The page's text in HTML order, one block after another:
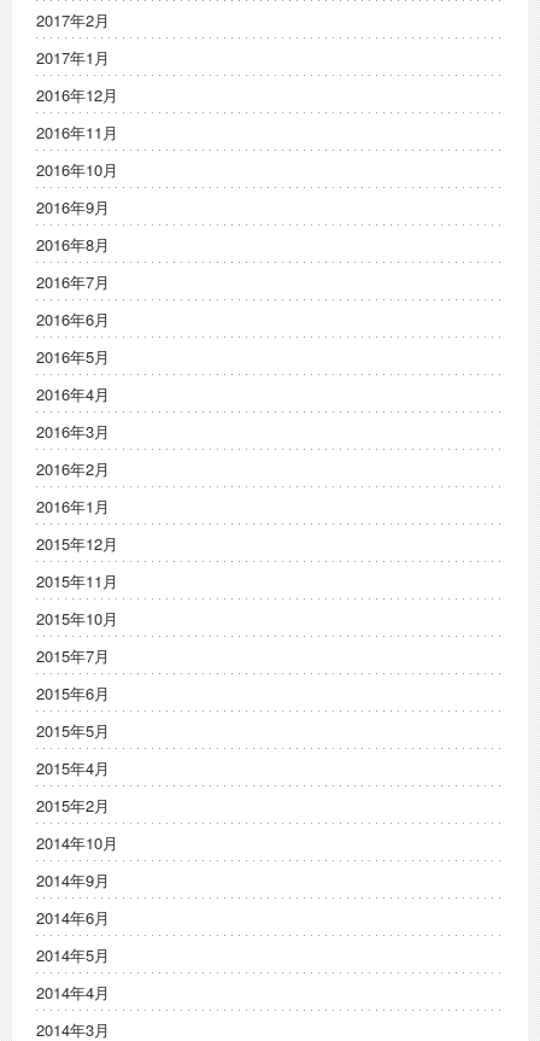
2017年2月
2017年1月
2016年12月
2016年11月
2016年10月
2016年9月
2016年8月
2016年7月
2016年6月
2016年5月
2016年4月
2016年3月
2016年2月
2016年1月
2015年12月
2015年11月
2015年10月
2015年7月
2015年6月
2015年5月
2015年4月
2015年2月
2014年10月
2014年9月
2014年6月
2014年5月
2014年4月
2014年3月